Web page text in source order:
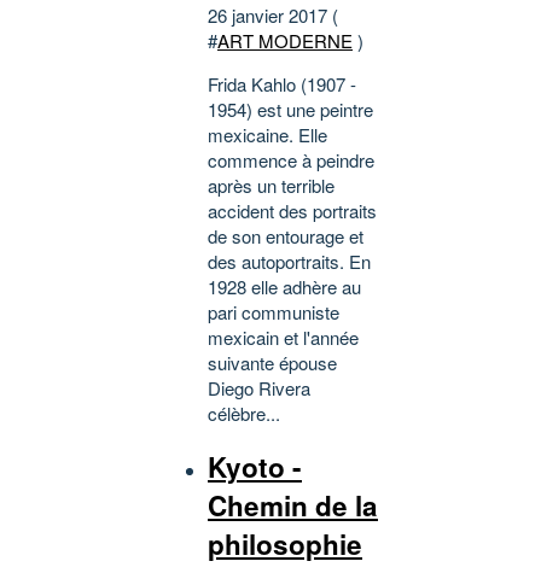
26 janvier 2017 (
#ART MODERNE )
Frida Kahlo (1907 -
1954) est une peintre
mexicaine. Elle
commence à peindre
après un terrible
accident des portraits
de son entourage et
des autoportraits. En
1928 elle adhère au
pari communiste
mexicain et l'année
suivante épouse
Diego Rivera
célèbre...
Kyoto -
Chemin de la
philosophie